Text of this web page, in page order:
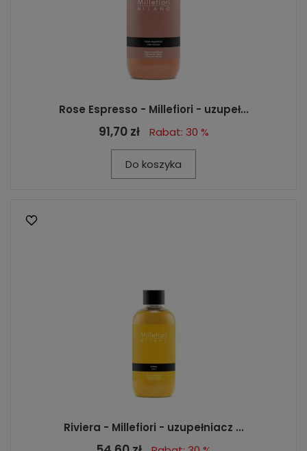
Rose Espresso - Millefiori - uzupeł...
91,70 zł Rabat: 30 %
Do koszyka
Riviera - Millefiori - uzupełniacz ...